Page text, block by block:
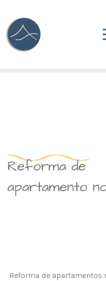
para
conteúdo
Reforma de
apartamento
Reforma de apartamentos